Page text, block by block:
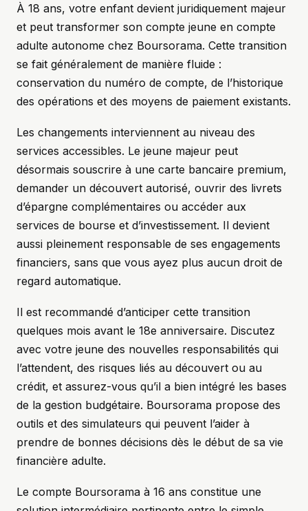
À 18 ans, votre enfant devient juridiquement majeur
et peut transformer son compte jeune en compte
adulte autonome chez Boursorama. Cette transition
se fait généralement de manière fluide :
conservation du numéro de compte, de l’historique
des opérations et des moyens de paiement existants.
Les changements interviennent au niveau des
services accessibles. Le jeune majeur peut
désormais souscrire à une carte bancaire premium,
demander un découvert autorisé, ouvrir des livrets
d’épargne complémentaires ou accéder aux
services de bourse et d’investissement. Il devient
aussi pleinement responsable de ses engagements
financiers, sans que vous ayez plus aucun droit de
regard automatique.
Il est recommandé d’anticiper cette transition
quelques mois avant le 18e anniversaire. Discutez
avec votre jeune des nouvelles responsabilités qui
l’attendent, des risques liés au découvert ou au
crédit, et assurez-vous qu’il a bien intégré les bases
de la gestion budgétaire. Boursorama propose des
outils et des simulateurs qui peuvent l’aider à
prendre de bonnes décisions dès le début de sa vie
financière adulte.
Le compte Boursorama à 16 ans constitue une